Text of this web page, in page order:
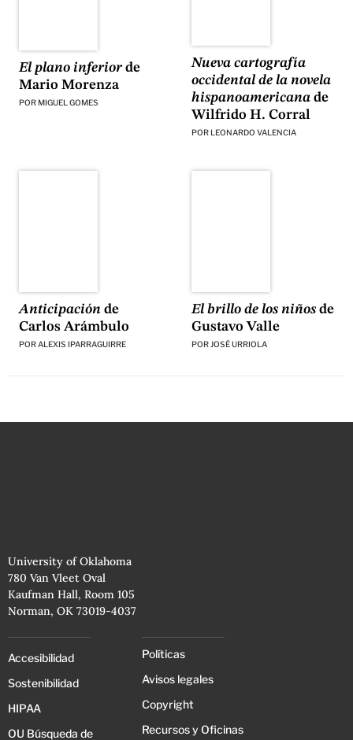
El plano inferiorde
Mario Morenza
POR MIGUEL GOMES
Nueva cartografía
occidental de la novela
hispanoamericanade
Wilfrido H. Corral
POR LEONARDO VALENCIA
Anticipaciónde
Carlos Arámbulo
PORALEXIS IPARRAGUIRRE
El brillo de los niñosde
Gustavo Valle
POR JOSÉ URRIOLA
University of Oklahoma
780 Van Vleet Oval
Kaufman Hall, Room 105
Norman, OK 73019-4037
Accesibilidad
Sostenibilidad
HIPAA
OU Búsqueda de
Políticas
Avisos legales
Copyright
Recursos y Oficinas